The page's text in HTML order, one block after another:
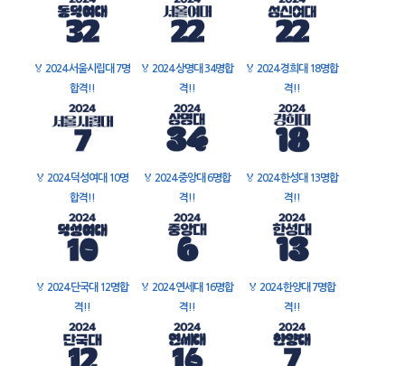
🏅 2024 서울시립대 7명
합격!!
🏅 2024 상명대 34명합
격!!
🏅 2024 경희대 18명합
격!!
🏅 2024 덕성여대 10명
합격!!
🏅 2024 중앙대 6명합
격!!
🏅 2024 한성대 13명합
격!!
🏅 2024 단국대 12명합
격!!
🏅 2024 연세대 16명합
격!!
🏅 2024 한양대 7명합
격!!